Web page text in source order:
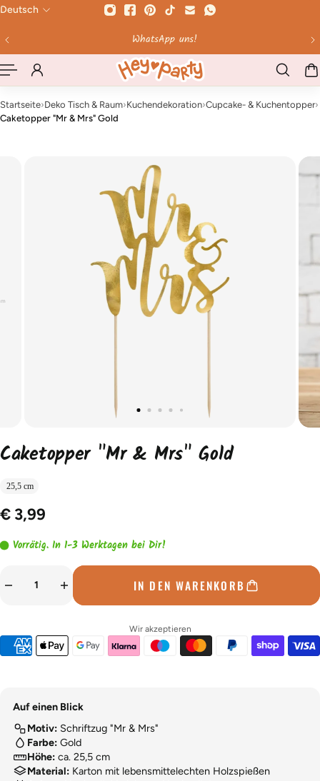
WhatsApp uns!
Deutsch
Startseite›Deko Tisch & Raum›Kuchendekoration›Cupcake- & Kuchentopper›
Caketopper "Mr & Mrs" Gold
Caketopper "Mr & Mrs" Gold
25,5 cm
€ 3,99
Vorrätig. In 1-3 Werktagen bei Dir!
IN DEN WARENKORB
Wir akzeptieren
Auf einen Blick
Motiv: Schriftzug "Mr & Mrs"
Farbe: Gold
Höhe: ca. 25,5 cm
Material: Karton mit lebensmittelechten Holzspießen